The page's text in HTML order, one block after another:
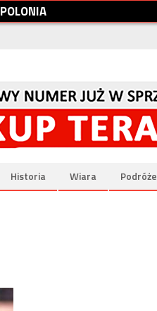
POLONIA
Historia Wiara Podróże